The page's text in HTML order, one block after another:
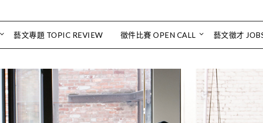
藝文專題 TOPIC REVIEW 徵件比賽 OPEN CALL 藝文徵才